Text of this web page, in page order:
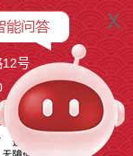
x
室
12号